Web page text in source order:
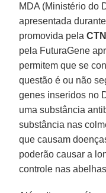
MDA (Ministério do
apresentada
promovida pela
pela FuturaGene
permitem que se
questão é ou não
genes inseridos no
uma substância
substância nas
que causam
poderão causar a
controle nas